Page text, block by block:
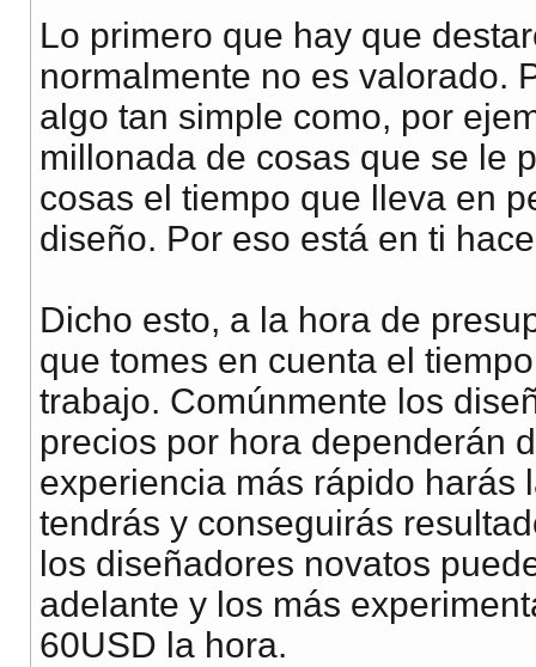
Lo primero que hay que
normalmente no es valorado.
algo tan simple como, por
millonada de cosas que se le
cosas el tiempo que lleva en
diseño. Por eso está en ti
Dicho esto, a la hora de
que tomes en cuenta el
trabajo. Comúnmente los
precios por hora dependerán
experiencia más rápido harás
tendrás y conseguirás
los diseñadores novatos
adelante y los más
60USD la hora.